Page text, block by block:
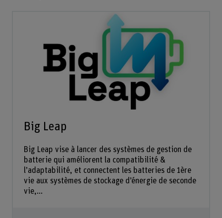
Big Leap
Big Leap vise à lancer des systèmes de gestion de
batterie qui améliorent la compatibilité &
l’adaptabilité, et connectent les batteries de 1ère
vie aux systèmes de stockage d’énergie de seconde
vie,...